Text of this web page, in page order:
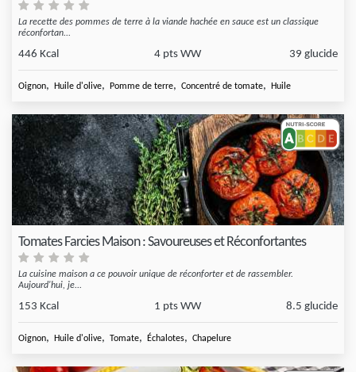
La recette des pommes de terre à la viande hachée en sauce est un classique
réconfortan...
446 Kcal 4 pts WW 39 glucide
Oignon, Huile d'olive, Pomme de terre, Concentré de tomate, Huile
Tomates Farcies Maison : Savoureuses et Réconfortantes
La cuisine maison a ce pouvoir unique de réconforter et de rassembler.
Aujourd'hui, je...
153 Kcal 1 pts WW 8.5 glucide
Oignon, Huile d'olive, Tomate, Échalotes, Chapelure